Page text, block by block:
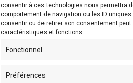
consentir à ces technologies nous permettra
comportement de navigation ou les ID
consentir ou de retirer son consentement
caractéristiques et fonctions.
Fonctionnel
Préférences